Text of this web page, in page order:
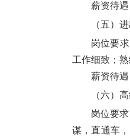
薪资待遇
（五）
岗位要
工作细致；
薪资待遇
（六）
岗位要
谋，直通车